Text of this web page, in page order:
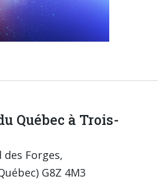
Québec à Trois-
des Forges,
G8Z 4M3